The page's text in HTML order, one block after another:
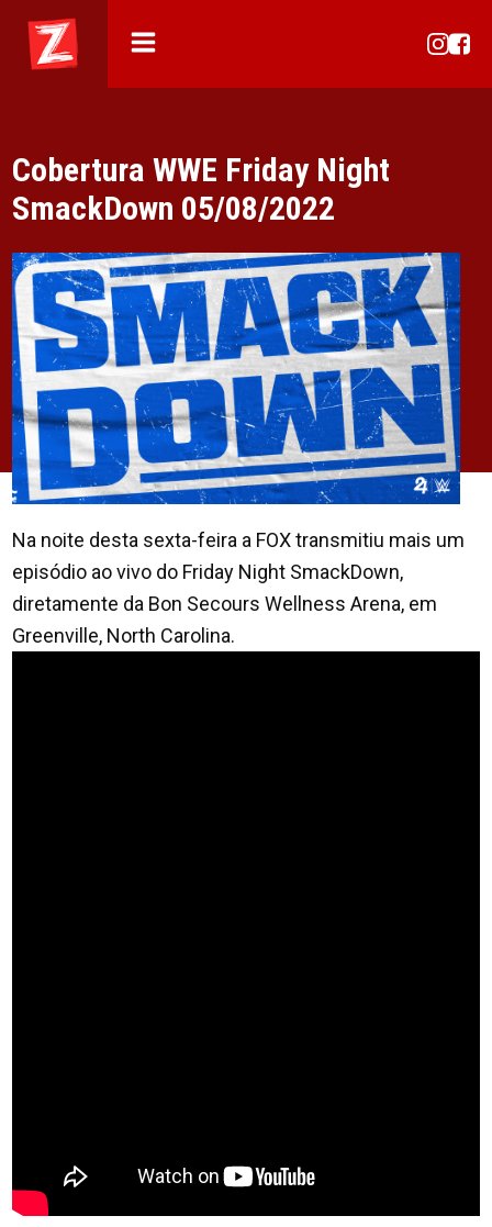
Cobertura WWE Friday Night
SmackDown 05/08/2022
Na noite desta sexta-feira a FOX transmitiu mais um
episódio ao vivo do Friday Night SmackDown,
diretamente da Bon Secours Wellness Arena, em
Greenville, North Carolina.